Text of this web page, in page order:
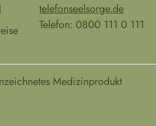
telefonseelsorge.de
Telefon: 0800 111 0 111
Medizinprodukt